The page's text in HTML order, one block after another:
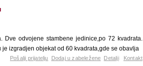
Dve odvojene stambene jedinice,po 72 kvadrata.
izgradjen objekat od 60 kvadrata,gde se obavlja
Pošalji prijatelju Dodaj u zabeležene Detalji Kontakt